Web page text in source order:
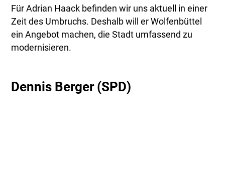
Für Adrian Haack befinden wir uns aktuell in einer
Zeit des Umbruchs. Deshalb will er Wolfenbüttel
ein Angebot machen, die Stadt umfassend zu
modernisieren.
Dennis Berger (SPD)